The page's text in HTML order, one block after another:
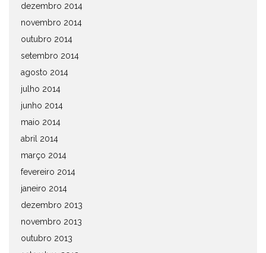
dezembro 2014
novembro 2014
outubro 2014
setembro 2014
agosto 2014
julho 2014
junho 2014
maio 2014
abril 2014
março 2014
fevereiro 2014
janeiro 2014
dezembro 2013
novembro 2013
outubro 2013